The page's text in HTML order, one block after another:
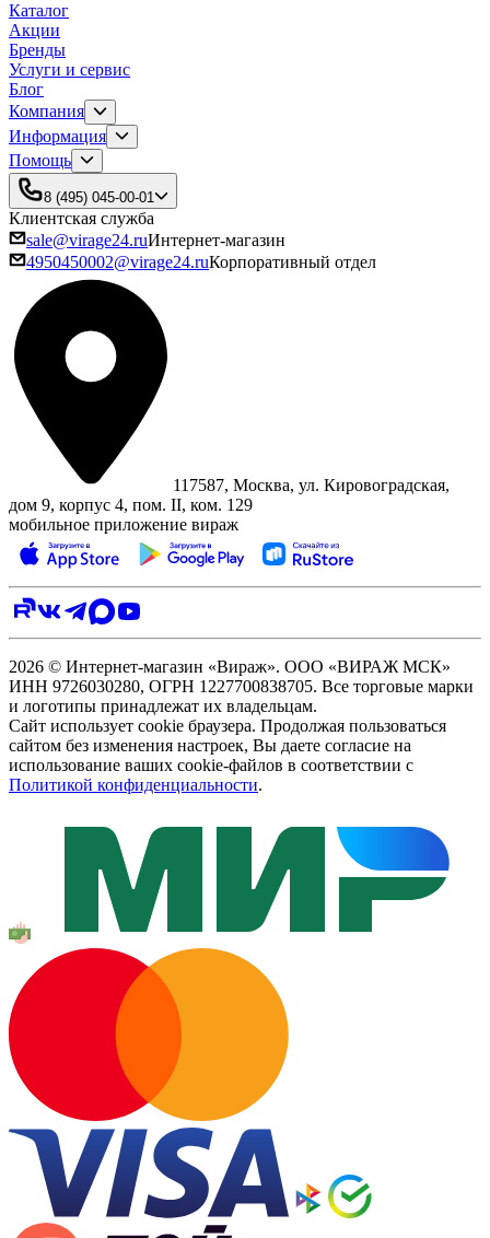
Каталог
Акции
Бренды
Услуги и сервис
Блог
Компания
Информация
Помощь
8 (495) 045-00-01
Клиентская служба
sale@virage24.ruИнтернет-магазин
4950450002@virage24.ruКорпоративный отдел
117587, Москва, ул. Кировоградская,
дом 9, корпус 4, пом. II, ком. 129
мобильное приложение вираж
2026 © Интернет-магазин «Вираж». ООО «ВИРАЖ МСК»
ИНН 9726030280, ОГРН 1227700838705. Все торговые марки
и логотипы принадлежат их владельцам.
Сайт использует cookie браузера. Продолжая пользоваться
сайтом без изменения настроек, Вы даете согласие на
использование ваших cookie-файлов в соответствии с
Политикой конфиденциальности.